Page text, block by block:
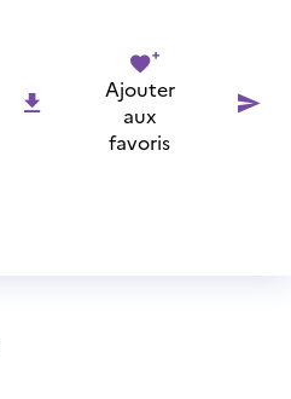
Ajouter
aux
favoris